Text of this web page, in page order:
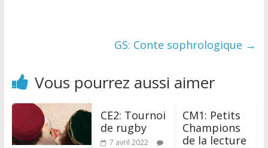
GS: Conte sophrologique →
Vous pourrez aussi aimer
CE2: Tournoi
de rugby
7 avril 2022
CM1: Petits
Champions
de la lecture